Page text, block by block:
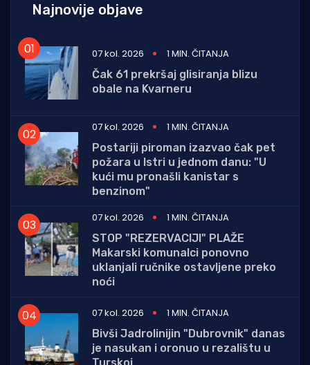
Najnovije objave
07 kol. 2026
1 MIN. ČITANJA
Čak 61 prekršaj glisiranja blizu
obale na Kvarneru
07 kol. 2026
1 MIN. ČITANJA
Postariji piroman izazvao čak pet
požara u Istri u jednom danu: "U
kući mu pronašli kanistar s
benzinom"
07 kol. 2026
1 MIN. ČITANJA
STOP "REZERVACIJI" PLAŽE
Makarski komunalci ponovno
uklanjali ručnike ostavljene preko
noći
07 kol. 2026
1 MIN. ČITANJA
Bivši Jadrolinijin "Dubrovnik" danas
je nasukan i oronuo u rezalištu u